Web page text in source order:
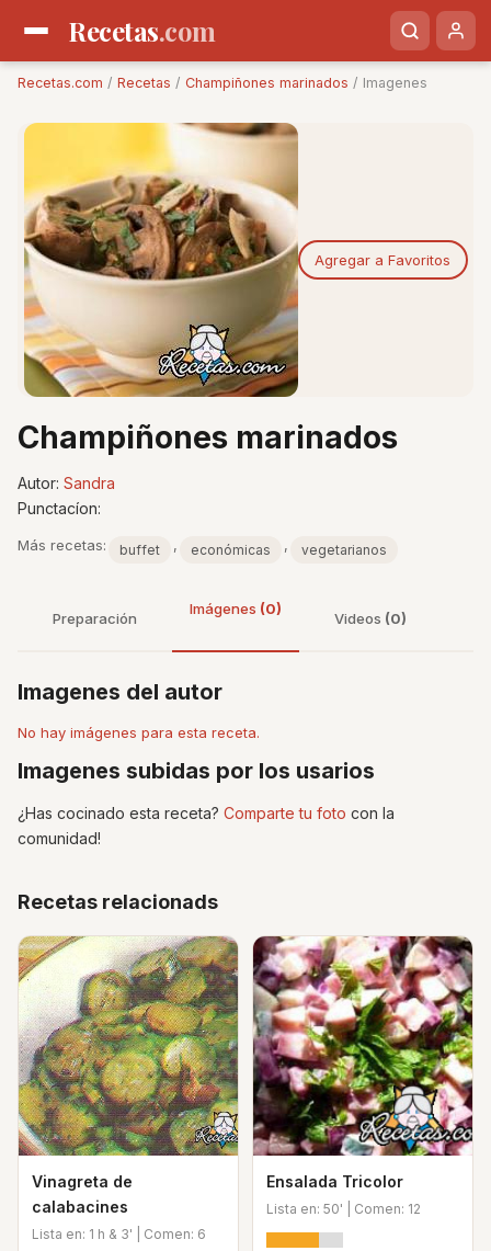
Recetas.com
Recetas.com / Recetas / Champiñones marinados / Imagenes
Agregar a Favoritos
Champiñones marinados
Autor: Sandra
Punctacíon:
Más recetas: buffet , económicas , vegetarianos
Preparación
Imágenes (0)
Videos (0)
Imagenes del autor
No hay imágenes para esta receta.
Imagenes subidas por los usarios
¿Has cocinado esta receta? Comparte tu foto con la
comunidad!
Recetas relacionads
Vinagreta de
calabacines
Lista en: 1 h & 3' | Comen: 6
Ensalada Tricolor
Lista en: 50' | Comen: 12